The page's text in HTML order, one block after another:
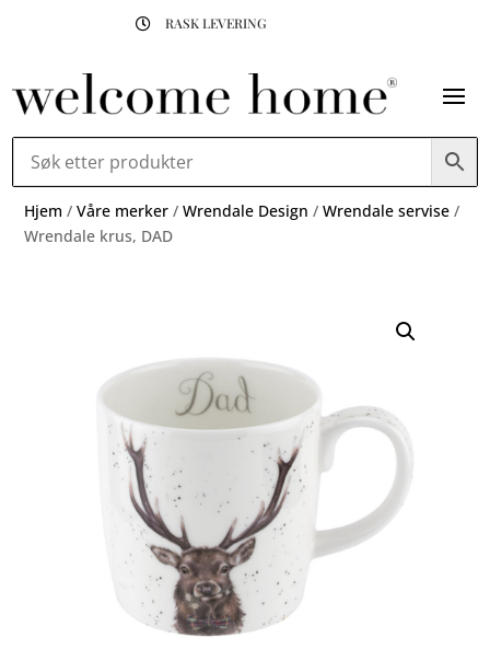
 RASK LEVERING
Hjem /Våre merker /Wrendale Design /Wrendale servise /
Wrendale krus, DAD